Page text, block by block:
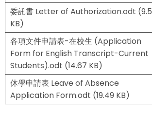
委託書 Letter of Authorization.odt (9.5
KB)
各項文件申請表-在校生 (Application
Form for English Transcript-Current
Students).odt (14.67 KB)
休學申請表 Leave of Absence
Application Form.odt (19.49 KB)